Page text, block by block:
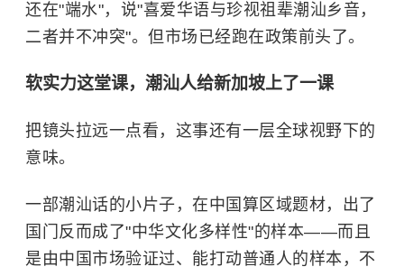
还在"端水"，说"喜爱华语与珍视祖辈潮汕乡音，
二者并不冲突"。但市场已经跑在政策前头了。
软实力这堂课，潮汕人给新加坡上了一课
把镜头拉远一点看，这事还有一层全球视野下的
意味。
一部潮汕话的小片子，在中国算区域题材，出了
国门反而成了"中华文化多样性"的样本——而且
是由中国市场验证过、能打动普通人的样本，不